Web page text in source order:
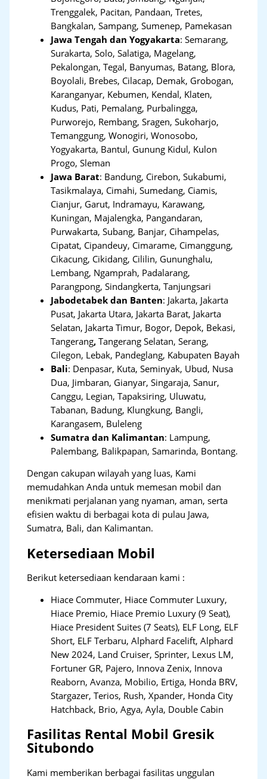
Trenggalek, Pacitan, Pandaan, Tretes,
Bangkalan, Sampang, Sumenep, Pamekasan
Jawa Tengah dan Yogyakarta:Semarang,
Surakarta, Solo, Salatiga, Magelang,
Pekalongan, Tegal, Banyumas, Batang, Blora,
Boyolali, Brebes, Cilacap, Demak, Grobogan,
Karanganyar, Kebumen, Kendal, Klaten,
Kudus, Pati, Pemalang, Purbalingga,
Purworejo, Rembang, Sragen, Sukoharjo,
Temanggung, Wonogiri, Wonosobo,
Yogyakarta, Bantul, Gunung Kidul, Kulon
Progo, Sleman
Jawa Barat: Bandung, Cirebon, Sukabumi,
Tasikmalaya, Cimahi, Sumedang, Ciamis,
Cianjur, Garut, Indramayu, Karawang,
Kuningan, Majalengka, Pangandaran,
Purwakarta, Subang, Banjar, Cihampelas,
Cipatat, Cipandeuy, Cimarame, Cimanggung,
Cikacung, Cikidang, Cililin, Gununghalu,
Lembang, Ngamprah, Padalarang,
Parangpong, Sindangkerta, Tanjungsari
Jabodetabek dan Banten: Jakarta, Jakarta
Pusat, Jakarta Utara, Jakarta Barat, Jakarta
Selatan, Jakarta Timur, Bogor, Depok, Bekasi,
Tangerang,Tangerang Selatan, Serang,
Cilegon, Lebak, Pandeglang, Kabupaten Bayah
Bali: Denpasar, Kuta, Seminyak, Ubud, Nusa
Dua, Jimbaran, Gianyar, Singaraja, Sanur,
Canggu, Legian, Tapaksiring, Uluwatu,
Tabanan, Badung, Klungkung, Bangli,
Karangasem, Buleleng
Sumatra dan Kalimantan: Lampung,
Palembang, Balikpapan, Samarinda, Bontang.
Dengan cakupan wilayah yang luas, Kami
memudahkan Anda untuk memesan mobil dan
menikmati perjalanan yang nyaman, aman, serta
efisien waktu di berbagai kota di pulau Jawa,
Sumatra, Bali, dan Kalimantan.
Ketersediaan Mobil
Berikut ketersediaan kendaraan kami :
Hiace Commuter, Hiace Commuter Luxury,
Hiace Premio, Hiace Premio Luxury (9 Seat),
Hiace President Suites (7 Seats), ELF Long, ELF
Short, ELF Terbaru, Alphard Facelift, Alphard
New 2024, Land Cruiser, Sprinter, Lexus LM,
Fortuner GR, Pajero, Innova Zenix, Innova
Reaborn, Avanza, Mobilio, Ertiga, Honda BRV,
Stargazer, Terios, Rush, Xpander, Honda City
Hatchback, Brio, Agya, Ayla, Double Cabin
Fasilitas Rental Mobil Gresik
Situbondo
Kami memberikan berbagai fasilitas unggulan